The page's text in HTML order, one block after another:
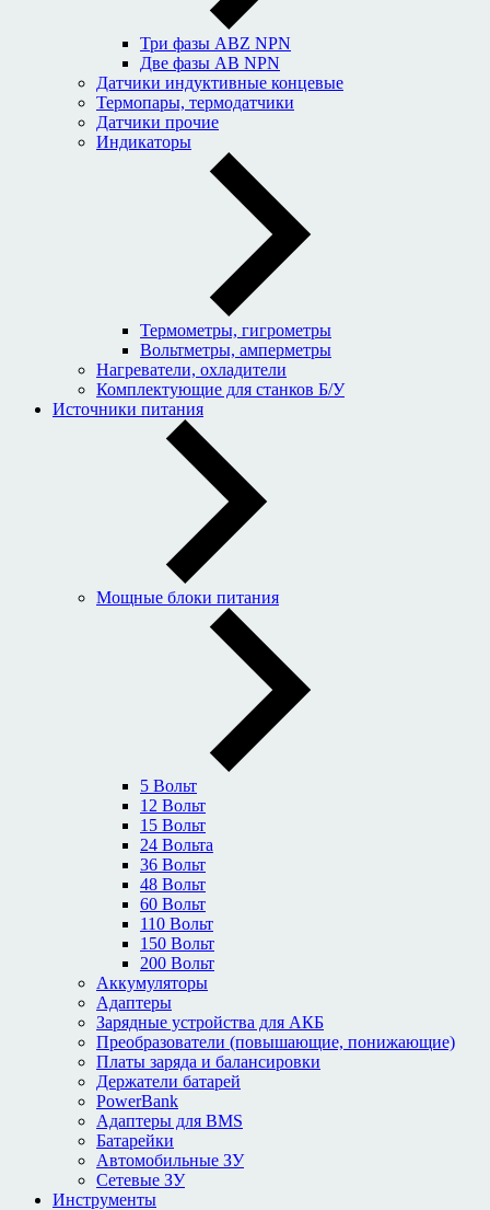
Три фазы ABZ NPN
Две фазы AB NPN
Датчики индуктивные концевые
Термопары, термодатчики
Датчики прочие
Индикаторы
Термометры, гигрометры
Вольтметры, амперметры
Нагреватели, охладители
Комплектующие для станков Б/У
Источники питания
Мощные блоки питания
5 Вольт
12 Вольт
15 Вольт
24 Вольта
36 Вольт
48 Вольт
60 Вольт
110 Вольт
150 Вольт
200 Вольт
Аккумуляторы
Адаптеры
Зарядные устройства для АКБ
Преобразователи (повышающие, понижающие)
Платы заряда и балансировки
Держатели батарей
PowerBank
Адаптеры для BMS
Батарейки
Автомобильные ЗУ
Сетевые ЗУ
Инструменты